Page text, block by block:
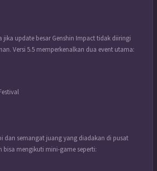
jika update besar Genshin Impact tidak diiringi
Versi 5.5 memperkenalkan dua event utama:
dan semangat juang yang diadakan di pusat
bisa mengikuti mini-game seperti: